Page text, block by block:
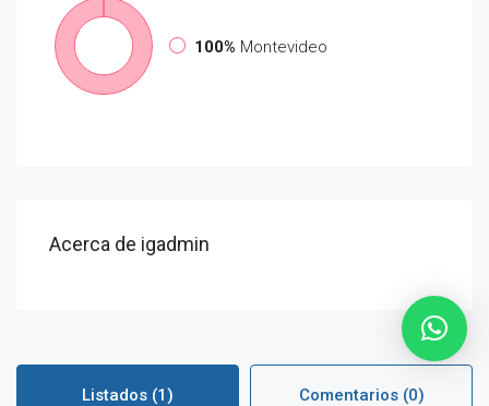
100% Montevideo
Acerca de igadmin
Listados (1) Comentarios (0)